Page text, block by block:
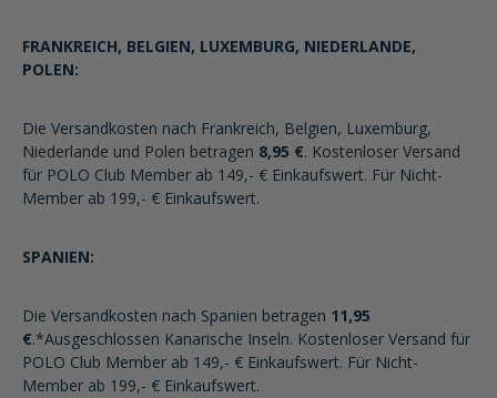
FRANKREICH, BELGIEN, LUXEMBURG, NIEDERLANDE,
POLEN:
Die Versandkosten nach Frankreich, Belgien, Luxemburg,
Niederlande und Polen betragen 8,95 €. Kostenloser Versand
für POLO Club Member ab 149,- € Einkaufswert. Für Nicht-
Member ab 199,- € Einkaufswert.
SPANIEN:
Die Versandkosten nach Spanien betragen 11,95
€.*Ausgeschlossen Kanarische Inseln. Kostenloser Versand für
POLO Club Member ab 149,- € Einkaufswert. Für Nicht-
Member ab 199,- € Einkaufswert.